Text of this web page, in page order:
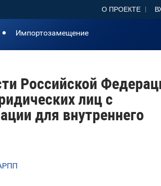
О ПРОЕКТЕ
Импортозамещение
Российской
лиц с
для внутреннего